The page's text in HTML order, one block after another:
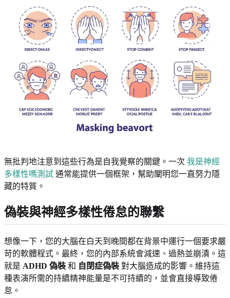
無批判地注意到這些行為是自我覺察的關鍵。一次 我是神經
多樣性嗎測試 通常能提供一個框架，幫助闡明您一直努力隱
藏的特質。
偽裝與神經多樣性倦怠的聯繫
想像一下，您的大腦在白天到晚間都在背景中運行一個要求嚴
苛的軟體程式。最終，您的內部系統會減速、過熱並崩潰。這
就是 ADHD 偽裝 和 自閉症偽裝 對大腦造成的影響。維持這
種表演所需的持續精神能量是不可持續的，並會直接導致倦
怠。